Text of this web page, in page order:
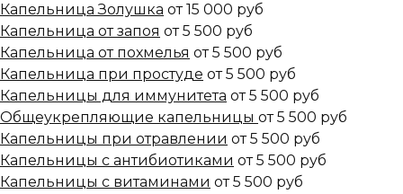
Капельница Золушка от 15 000 руб
Капельница от запоя от 5 500 руб
Капельница от похмелья от 5 500 руб
Капельница при простуде от 5 500 руб
Капельницы для иммунитета от 5 500 руб
Общеукрепляющие капельницы от 5 500 руб
Капельницы при отравлении от 5 500 руб
Капельницы с антибиотиками от 5 500 руб
Капельницы с витаминами от 5 500 руб